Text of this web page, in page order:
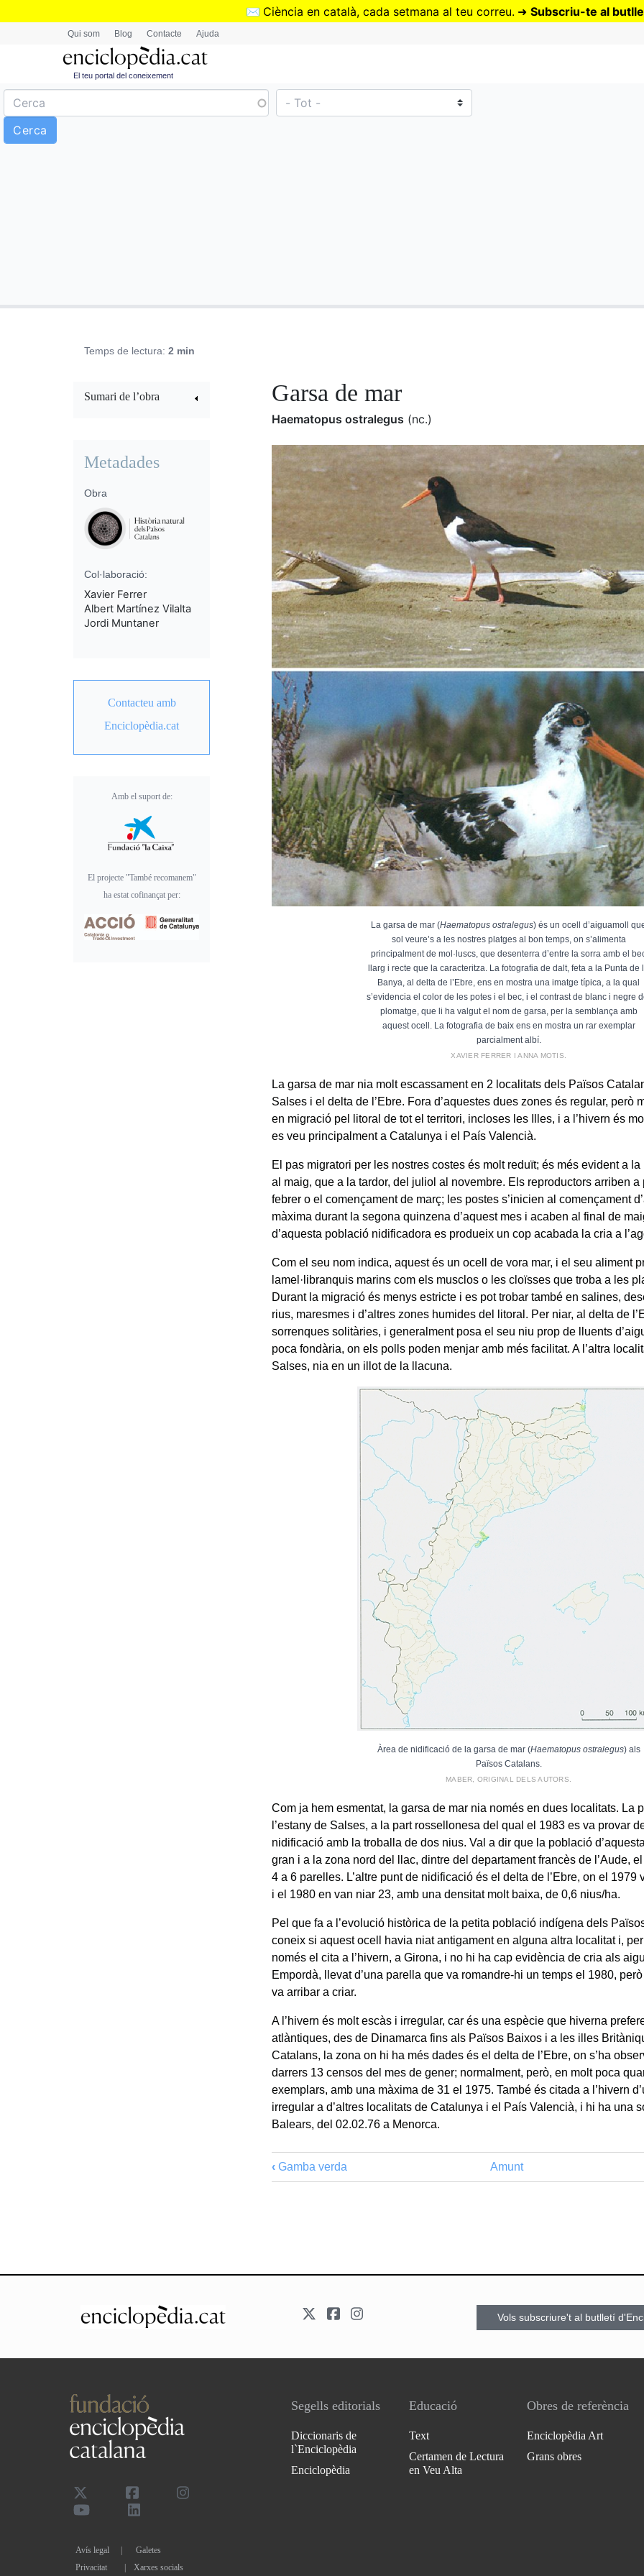
Vés
✉️ Ciència en català, cada setmana al teu correu. ➜ Subscriu-te al
Qui som Blog Contacte Ajuda
El teu portal del coneixement
Temps de lectura: 2 min
Garsa de mar
Haematopus ostralegus (nc.)
La garsa de mar (Haematopus ostralegus) és un ocell d’aiguamoll
sol veure’s a les nostres platges al bon temps, on s’alimenta
principalment de mol·luscs, que desenterra d’entre la sorra amb el
llarg i recte que la caracteritza. La fotografia de dalt, feta a la Punta de
Banya, al delta de l’Ebre, ens en mostra una imatge típica, a la qual
s’evidencia el color de les potes i el bec, i el contrast de blanc i negre
plomatge, que li ha valgut el nom de garsa, per la semblança amb
aquest ocell. La fotografia de baix ens en mostra un rar exemplar
parcialment albí.
XAVIER FERRER I ANNA MOTIS.
La garsa de mar nia molt escassament en 2 localitats dels Països
Salses i el delta de l’Ebre. Fora d’aquestes dues zones és regular, però
en migració pel litoral de tot el territori, incloses les Illes, i a l’hivern és
es veu principalment a Catalunya i el País Valencià.
El pas migratori per les nostres costes és molt reduït; és més evident a
al maig, que a la tardor, del juliol al novembre. Els reproductors arriben a
febrer o el començament de març; les postes s’inicien al començament
màxima durant la segona quinzena d’aquest mes i acaben al final de
d’aquesta població nidificadora es produeix un cop acabada la cria a
Com el seu nom indica, aquest és un ocell de vora mar, i el seu aliment
lamel·libranquis marins com els musclos o les cloïsses que troba a les
Durant la migració és menys estricte i es pot trobar també en salines,
rius, maresmes i d’altres zones humides del litoral. Per niar, al delta de
sorrenques solitàries, i generalment posa el seu niu prop de lluents
poca fondària, on els polls poden menjar amb més facilitat. A l’altra
Salses, nia en un illot de la llacuna.
Àrea de nidificació de la garsa de mar (Haematopus ostralegus) als
Països Catalans.
MABER, ORIGINAL DELS AUTORS.
Com ja hem esmentat, la garsa de mar nia només en dues localitats. La
l’estany de Salses, a la part rossellonesa del qual el 1983 es va provar
nidificació amb la troballa de dos nius. Val a dir que la població
gran i a la zona nord del llac, dintre del departament francès de l’Aude,
4 a 6 parelles. L’altre punt de nidificació és el delta de l’Ebre, on el 1979
i el 1980 en van niar 23, amb una densitat molt baixa, de 0,6 nius/ha.
Pel que fa a l’evolució històrica de la petita població indígena dels
coneix si aquest ocell havia niat antigament en alguna altra localitat i,
només el cita a l’hivern, a Girona, i no hi ha cap evidència de cria als
Empordà, llevat d’una parella que va romandre-hi un temps el 1980,
va arribar a criar.
A l’hivern és molt escàs i irregular, car és una espècie que hiverna
atlàntiques, des de Dinamarca fins als Països Baixos i a les illes
Catalans, la zona on hi ha més dades és el delta de l’Ebre, on s’ha
darrers 13 censos del mes de gener; normalment, però, en molt poca
exemplars, amb una màxima de 31 el 1975. També és citada a l’hivern
irregular a d’altres localitats de Catalunya i el País Valencià, i hi ha una
Balears, del 02.02.76 a Menorca.
‹ Gamba verda Amunt
Sumari de l’obra
Metadades
Obra
Col·laboració:
Xavier Ferrer
Albert Martínez Vilalta
Jordi Muntaner
Contacteu amb
Enciclopèdia.cat
Amb el suport de:
El projecte "També recomanem"
ha estat cofinançat per:
Vols subscriure't al butlletí
Avís legal
Galetes
Privacitat
Xarxes socials
Segells editorials
Diccionaris de
l`Enciclopèdia
Enciclopèdia
Educació
Text
Certamen de Lectura
en Veu Alta
Obres de referència
Enciclopèdia Art
Grans obres